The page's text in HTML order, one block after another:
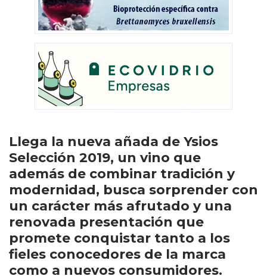
Llega la nueva añada de Ysios
Selección 2019, un vino que
además de combinar tradición y
modernidad, busca sorprender con
un carácter más afrutado y una
renovada presentación que
promete conquistar tanto a los
fieles conocedores de la marca
como a nuevos consumidores.